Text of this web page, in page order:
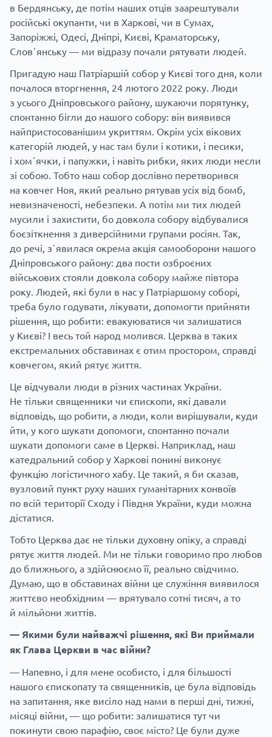
в Бердянську, де потім наших отців заарештували
російські окупанти, чи в Харкові, чи в Сумах,
Запоріжжі, Одесі, Дніпрі, Києві, Краматорську,
Словʼянську — ми відразу почали рятувати людей.
Пригадую наш Патріаршій собор у Києві того дня, коли
почалося вторгнення, 24 лютого 2022 року. Люди
з усього Дніпровського району, шукаючи порятунку,
спонтанно бігли до нашого собору: він виявився
найпристосованішим укриттям. Окрім усіх вікових
категорій людей, у нас там були і котики, і песики,
і хомʼячки, і папужки, і навіть рибки, яких люди несли
зі собою. Тобто наш собор дослівно перетворився
на ковчег Ноя, який реально рятував усіх від бомб,
невизначеності, небезпеки. А потім ми тих людей
мусили і захистити, бо довкола собору відбувалися
боєзіткнення з диверсійними групами росіян. Так,
до речі, зʼявилася окрема акція самооборони нашого
Дніпровського району: два пости озброєних
військових стояли довкола собору майже півтора
року. Людей, які були в нас у Патріаршому соборі,
треба було годувати, лікувати, допомогти прийняти
рішення, що робити: евакуюватися чи залишатися
у Києві? І весь той народ молився. Церква в таких
екстремальних обставинах є отим простором, справді
ковчегом, який рятує життя.
Це відчували люди в різних частинах України.
Не тільки священники чи єпископи, які давали
відповідь, що робити, а люди, коли вирішували, куди
йти, у кого шукати допомоги, спонтанно почали
шукати допомоги саме в Церкві. Наприклад, наш
катедральний собор у Харкові понині виконує
функцію логістичного хабу. Це такий, я би сказав,
вузловий пункт руху наших гуманітарних конвоїв
по всій території Сходу і Півдня України, куди можна
дістатися.
Тобто Церква дає не тільки духовну опіку, а справді
рятує життя людей. Ми не тільки говоримо про любов
до ближнього, а здійснюємо її, реально свідчимо.
Думаю, що в обставинах війни це служіння виявилося
життєво необхідним — врятувало сотні тисяч, а то
й мільйони життів.
— Якими були найважчі рішення, які Ви приймали
як Глава Церкви в час війни?
— Напевно, і для мене особисто, і для більшості
нашого єпископату та священників, це була відповідь
на запитання, яке висіло над нами в перші дні, тижні,
місяці війни, — що робити: залишатися тут чи
покинути свою парафію, своє місто? Це були дуже